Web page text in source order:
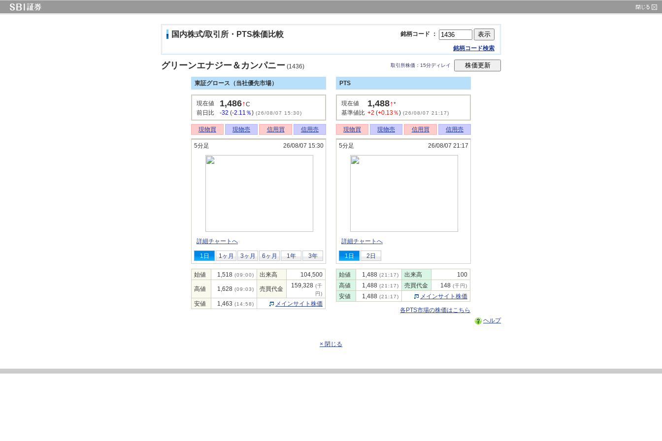
国内株式/取引所・PTS株価比較 銘柄コード ：
銘柄コード検索
グリーンエナジー＆カンパニー (1436) 取引所株価：15分ディレイ
東証グロース（当社優先市場）
現在値 1,486↑C
前日比
-32 (-2.11％) (26/08/07 15:30)
現物買 現物売 信用買 信用売
5分足 26/08/07 15:30
詳細チャートへ
1日 1ヶ月 3ヶ月 6ヶ月 1年 3年
始値 1,518 (09:00) 出来高 104,500
高値 1,628 (09:03) 売買代金 159,328 (千
円)
安値 1,463 (14:58) メインサイト株価
PTS
現在値 1,488↑*
基準値比 +2 (+0.13％) (26/08/07 21:17)
現物買 現物売 信用買 信用売
5分足 26/08/07 21:17
詳細チャートへ
1日 2日
始値 1,488 (21:17) 出来高
100
高値
1,488 (21:17) 売買代金 148 (千円)
安値 1,488 (21:17)
メインサイト株価
各PTS市場の株価はこちら
ヘルプ
× 閉じる